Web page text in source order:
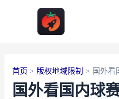
首页 版权地域限制 国外看
国外看国内球